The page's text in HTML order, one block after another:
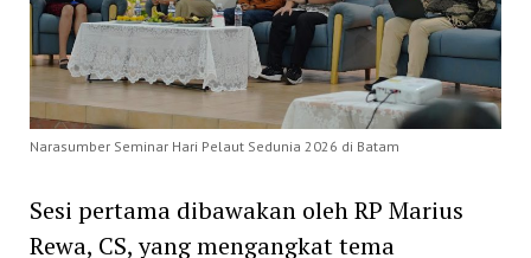
Narasumber Seminar Hari Pelaut Sedunia 2026 di Batam
Sesi pertama dibawakan oleh RP Marius
Rewa, CS, yang mengangkat tema